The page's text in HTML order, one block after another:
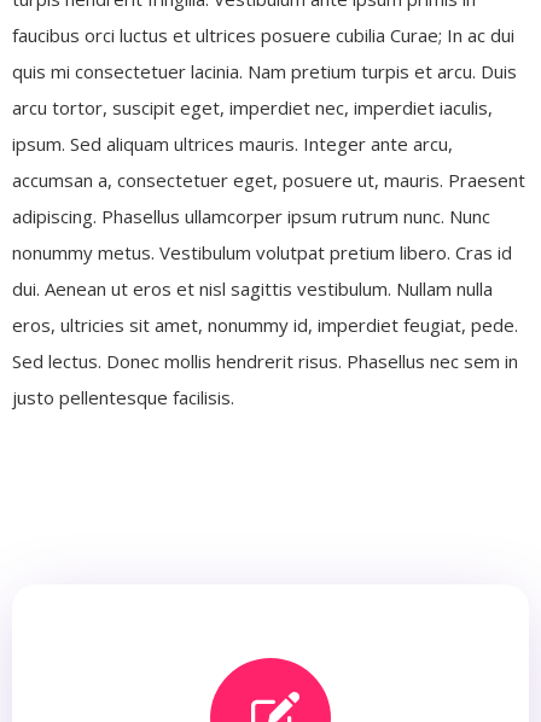
faucibus orci luctus et ultrices posuere cubilia Curae; In ac dui
quis mi consectetuer lacinia. Nam pretium turpis et arcu. Duis
arcu tortor, suscipit eget, imperdiet nec, imperdiet iaculis,
ipsum. Sed aliquam ultrices mauris. Integer ante arcu,
accumsan a, consectetuer eget, posuere ut, mauris. Praesent
adipiscing. Phasellus ullamcorper ipsum rutrum nunc. Nunc
nonummy metus. Vestibulum volutpat pretium libero. Cras id
dui. Aenean ut eros et nisl sagittis vestibulum. Nullam nulla
eros, ultricies sit amet, nonummy id, imperdiet feugiat, pede.
Sed lectus. Donec mollis hendrerit risus. Phasellus nec sem in
justo pellentesque facilisis.